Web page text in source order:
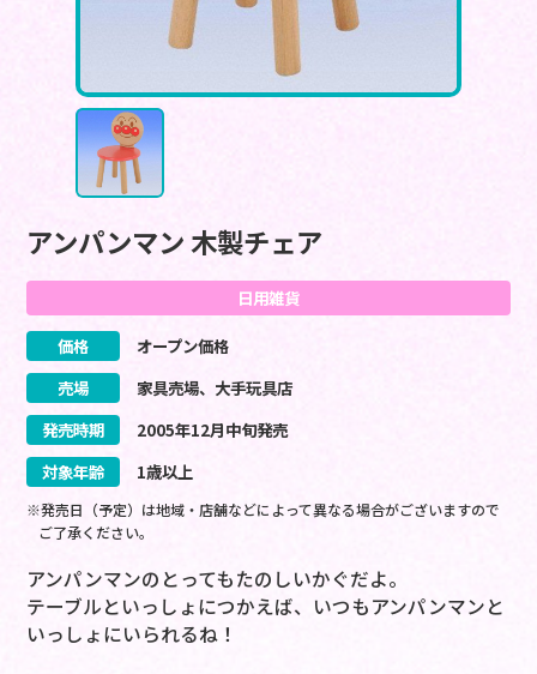
アンパンマン 木製チェア
日用雑貨
価格
オープン価格
売場
家具売場、大手玩具店
発売時期
2005年12月中旬発売
対象年齢
1歳以上
※発売日（予定）は地域・店舗などによって異なる場合がございますので
ご了承ください。
アンパンマンのとってもたのしいかぐだよ。
テーブルといっしょにつかえば、いつもアンパンマンと
いっしょにいられるね！